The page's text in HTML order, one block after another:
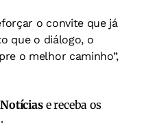
o convite que já
que o diálogo, o
o melhor caminho”,
e receba os